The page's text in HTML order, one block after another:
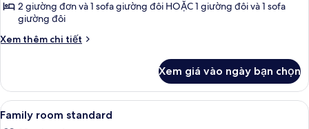
quang
cảnh
biển
phòng
ngủ,
cảnh
biển
đình,
2 giường đơn và 1 sofa giường đôi HOẶC 1 giường đôi và 1 sofa
giường đôi
Xem thêm chi tiết
Chi
Phòng
dành
cho
Xem giá vào ngày bạn chọn
Xem
tất
Minibar, bàn, màn/rèm cản sáng,
1
Family room standard